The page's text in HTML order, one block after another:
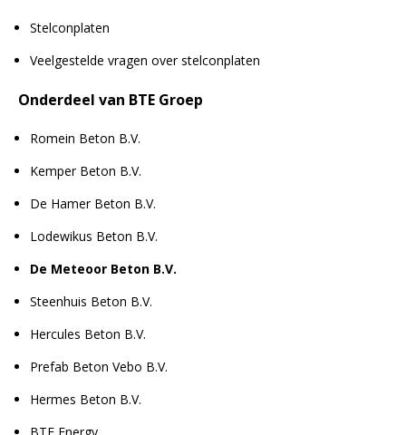
Stelconplaten
Veelgestelde vragen over stelconplaten
Onderdeel van BTE Groep
Romein Beton B.V.
Kemper Beton B.V.
De Hamer Beton B.V.
Lodewikus Beton B.V.
De Meteoor Beton B.V.
Steenhuis Beton B.V.
Hercules Beton B.V.
Prefab Beton Vebo B.V.
Hermes Beton B.V.